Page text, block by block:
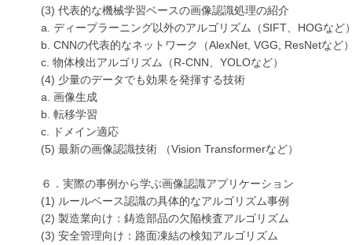
(3) 代表的な機械学習ベースの画像認識処理の紹介
a. ディープラーニング以外のアルゴリズム（SIFT、HOGなど
b. CNNの代表的なネットワーク（AlexNet, VGG, ResNetなど
c. 物体検出アルゴリズム（R-CNN、YOLOなど）
(4) 少量のデータでも効果を発揮する技術
a. 画像生成
b. 転移学習
c. ドメイン適応
(5) 最新の画像認識技術 （Vision Transformerなど）
６．実際の事例から学ぶ画像認識アプリケーション
(1) ルールベース認識の具体的なアルゴリズム事例
(2) 製造業向け：鋳造部品の欠陥検査アルゴリズム
(3) 安全管理向け：路面凍結の検知アルゴリズム